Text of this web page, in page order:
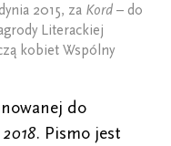
2015, za Kord – do
Literackiej
kobiet Wspólny
do
. Pismo jest